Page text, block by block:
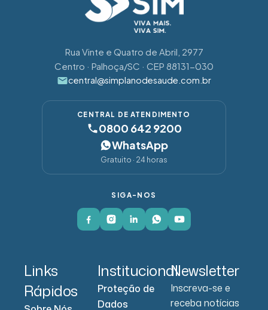
Rua Vinte e Quatro de Abril, 2977
Centro · Palhoça/SC · CEP 88131-030
central@simplanodesaude.com.br
CENTRAL DE ATENDIMENTO
0800 642 9200
WhatsApp
Gratuito · 24 horas
SIGA-NOS
Links
Rápidos
Institucional
Proteção de
Dados
Newsletter
Inscreva-se e
receba notícias